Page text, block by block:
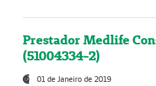
Prestador Medlife
(51004334-2)
01 de Janeiro de 2019